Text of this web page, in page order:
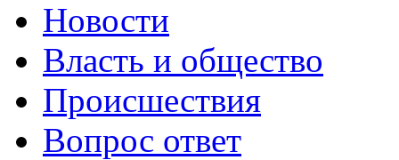
Новости
Власть и общество
Происшествия
Вопрос ответ